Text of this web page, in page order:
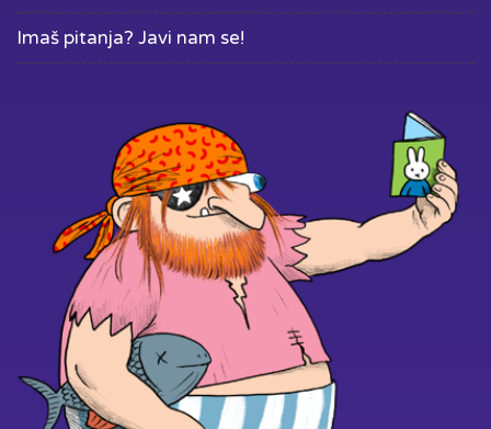
Imaš pitanja? Javi nam se!